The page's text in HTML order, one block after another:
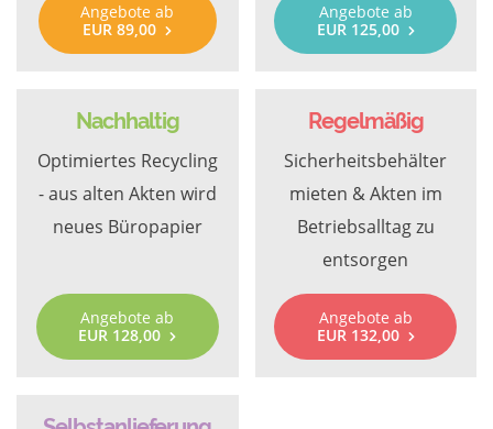
Angebote ab
EUR 89,00
Angebote ab
EUR 125,00
Nachhaltig
Optimiertes Recycling
- aus alten Akten wird
neues Büropapier
Angebote ab
EUR 128,00
Regelmäßig
Sicherheitsbehälter
mieten & Akten im
Betriebsalltag zu
entsorgen
Angebote ab
EUR 132,00